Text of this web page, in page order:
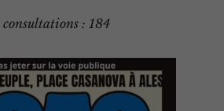
consultations : 184